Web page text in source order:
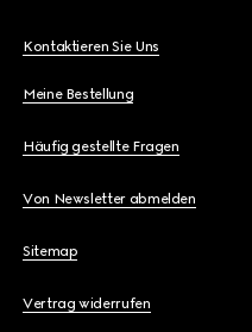
Kontaktieren Sie Uns
Meine Bestellung
Häufig gestellte Fragen
Von Newsletter abmelden
Sitemap
Vertrag widerrufen